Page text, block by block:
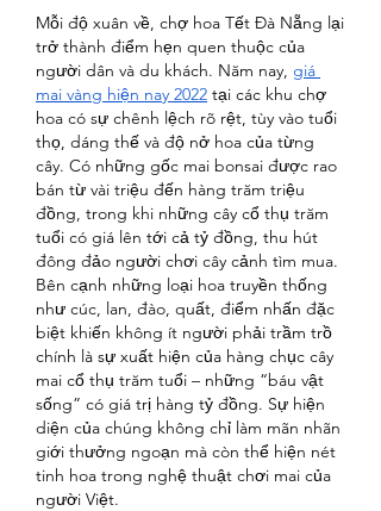
Mỗi độ xuân về, chợ hoa Tết Đà Nẵng lại
trở thành điểm hẹn quen thuộc của
người dân và du khách. Năm nay, giá
mai vàng hiện nay 2022 tại các khu chợ
hoa có sự chênh lệch rõ rệt, tùy vào tuổi
thọ, dáng thế và độ nở hoa của từng
cây. Có những gốc mai bonsai được rao
bán từ vài triệu đến hàng trăm triệu
đồng, trong khi những cây cổ thụ trăm
tuổi có giá lên tới cả tỷ đồng, thu hút
đông đảo người chơi cây cảnh tìm mua.
Bên cạnh những loại hoa truyền thống
như cúc, lan, đào, quất, điểm nhấn đặc
biệt khiến không ít người phải trầm trồ
chính là sự xuất hiện của hàng chục cây
mai cổ thụ trăm tuổi – những “báu vật
sống” có giá trị hàng tỷ đồng. Sự hiện
diện của chúng không chỉ làm mãn nhãn
giới thưởng ngoạn mà còn thể hiện nét
tinh hoa trong nghệ thuật chơi mai của
người Việt.